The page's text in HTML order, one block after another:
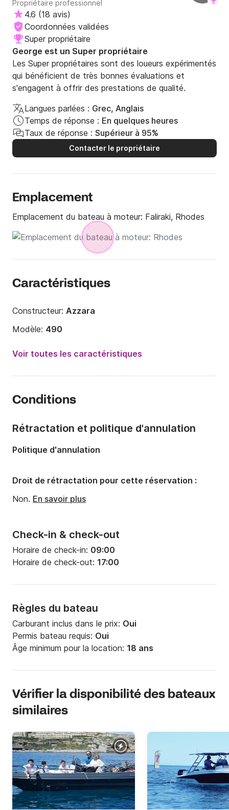
Propriétaire professionnel
4.6 (18 avis)
Coordonnées validées
Super propriétaire
George est un Super propriétaire
Les Super propriétaires sont des loueurs expérimentés
qui bénéficient de très bonnes évaluations et
s'engagent à offrir des prestations de qualité.
Langues parlées : Grec, Anglais
Temps de réponse : En quelques heures
Taux de réponse : Supérieur à 95%
Contacter le propriétaire
Emplacement
Emplacement du bateau à moteur: Faliraki, Rhodes
Caractéristiques
Constructeur: Azzara
Modèle: 490
Puissance moteur:
40cv
Capacité à bord:
Voir toutes les caractéristiques
Conditions
Check-in & check-out
Horaire de check-in: 09:00
Horaire de check-out: 17:00
Règles du bateau
Carburant inclus dans le prix: Oui
Permis bateau requis: Oui
Âge minimum pour la location: 18 ans
Rétractation et politique d'annulation
Politique d'annulation
Droit de rétractation pour cette réservation :
Non. En savoir plus
Vérifier la disponibilité des bateaux
similaires